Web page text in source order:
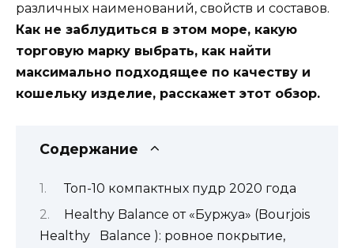
различных наименований, свойств и составов.
Как не заблудиться в этом море, какую
торговую марку выбрать, как найти
максимально подходящее по качеству и
кошельку изделие, расскажет этот обзор.
Содержание
Топ-10 компактных пудр 2020 года
Healthy Balance от «Буржуа» (Bourjois
Healthy Balance ): ровное покрытие,